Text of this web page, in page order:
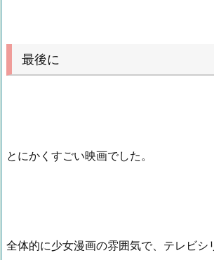
最後に
とにかくすごい映画でした。
全体的に少女漫画の雰囲気で、テレビシ